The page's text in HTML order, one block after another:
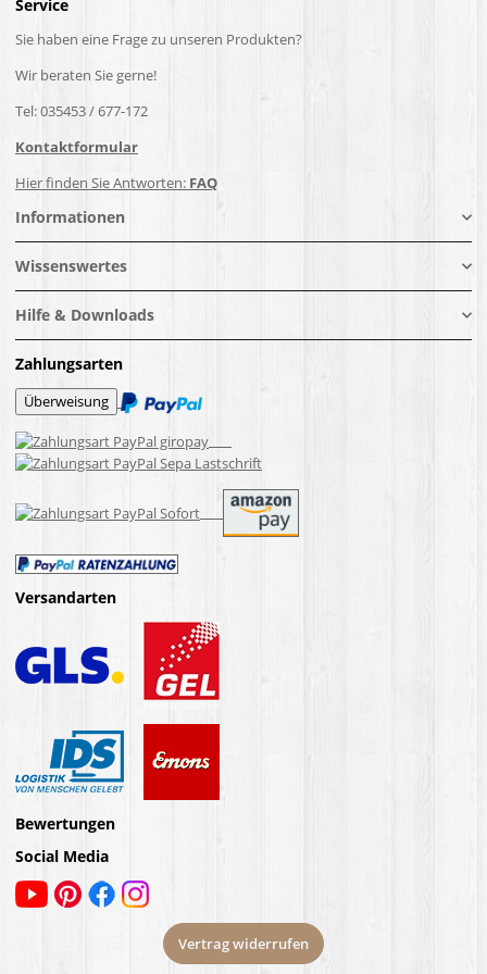
Service
Sie haben eine Frage zu unseren Produkten?
Wir beraten Sie gerne!
Tel: 035453 / 677-172
Kontaktformular
Hier finden Sie Antworten: FAQ
Informationen
Wissenswertes
Hilfe & Downloads
Zahlungsarten
Versandarten
Bewertungen
Social Media
Vertrag widerrufen